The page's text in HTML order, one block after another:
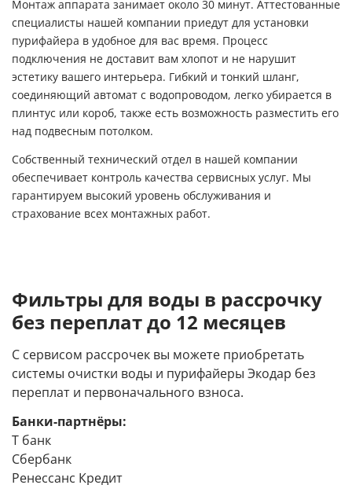
Монтаж аппарата занимает около 30 минут. Аттестованные
специалисты нашей компании приедут для установки
пурифайера в удобное для вас время. Процесс
подключения не доставит вам хлопот и не нарушит
эстетику вашего интерьера. Гибкий и тонкий шланг,
соединяющий автомат с водопроводом, легко убирается в
плинтус или короб, также есть возможность разместить его
над подвесным потолком.
Собственный технический отдел в нашей компании
обеспечивает контроль качества сервисных услуг. Мы
гарантируем высокий уровень обслуживания и
страхование всех монтажных работ.
Фильтры для воды в рассрочку
без переплат до 12 месяцев
С сервисом рассрочек вы можете приобретать
системы очистки воды и пурифайеры Экодар без
переплат и первоначального взноса.
Банки-партнёры:
Т банк
Сбербанк
Ренессанс Кредит